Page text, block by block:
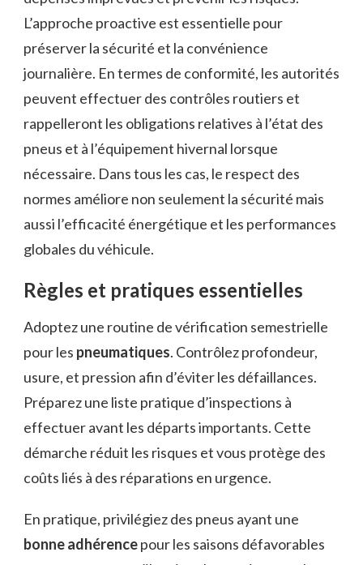
L’approche proactive est essentielle pour
préserver la sécurité et la convénience
journalière. En termes de conformité, les autorités
peuvent effectuer des contrôles routiers et
rappelleront les obligations relatives à l’état des
pneus et à l’équipement hivernal lorsque
nécessaire. Dans tous les cas, le respect des
normes améliore non seulement la sécurité mais
aussi l’efficacité énergétique et les performances
globales du véhicule.
Règles et pratiques essentielles
Adoptez une routine de vérification semestrielle
pour les pneumatiques. Contrôlez profondeur,
usure, et pression afin d’éviter les défaillances.
Préparez une liste pratique d’inspections à
effectuer avant les départs importants. Cette
démarche réduit les risques et vous protège des
coûts liés à des réparations en urgence.
En pratique, privilégiez des pneus ayant une
bonne adhérencepour les saisons défavorables